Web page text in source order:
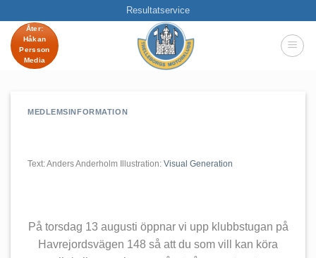
content
Resultatservice
Åter:
Håkan
Persson
Media
MEDLEMSINFORMATION
Text: Anders Anderholm Illustration: Visual Generation
På torsdag 13 augusti öppnar vi upp klubbstugan på
Havrejordsvägen 148 så att du som vill kan köra